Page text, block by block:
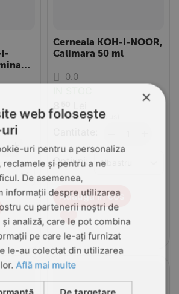
+
Cerneala KOH-I-NOOR,
Calimara 50 ml
0.0
(Pret cu TVA inclus)
Optiuni:
Adauga in cos
♥
×
web folosește
uri pentru a personaliza
și pentru a ne
De asemenea,
informații despre utilizarea
cu partenerii noștri de
analiză, care le pot combina
pe care le-ați furnizat
le-au colectat din utilizarea
Află mai multe